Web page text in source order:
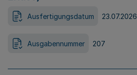
Ausfertigungsdatum 23.07.2026
Ausgabennummer 207